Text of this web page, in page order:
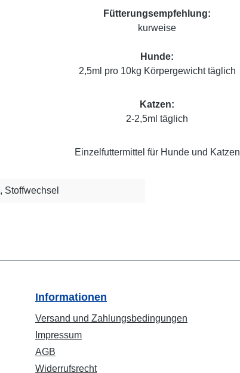
Fütterungsempfehlung:
kurweise
Hunde:
2,5ml pro 10kg Körpergewicht täglich
Katzen:
2-2,5ml täglich
Einzelfuttermittel für Hunde und Katzen
Stoffwechsel
Informationen
Versand und Zahlungsbedingungen
Impressum
AGB
Widerrufsrecht